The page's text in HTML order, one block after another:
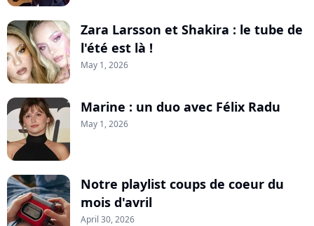
Zara Larsson et Shakira : le tube de
l'été est là !
May 1, 2026
Marine : un duo avec Félix Radu
May 1, 2026
Notre playlist coups de coeur du
mois d'avril
April 30, 2026